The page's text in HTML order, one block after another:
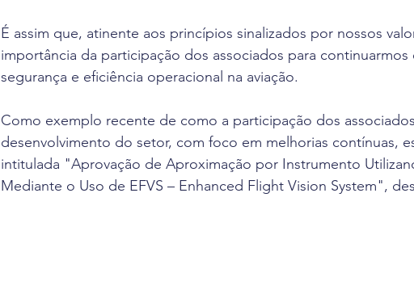
É assim que, atinente aos princípios sinalizados por nossos
importância da participação dos associados para
segurança e eficiência operacional na aviação.
Como exemplo recente de como a participação dos
desenvolvimento do setor, com foco em melhorias contínuas,
intitulada "Aprovação de Aproximação por Instrumento
Mediante o Uso de EFVS – Enhanced Flight Vision System",